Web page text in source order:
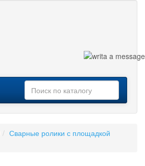
Сварные ролики с площадкой